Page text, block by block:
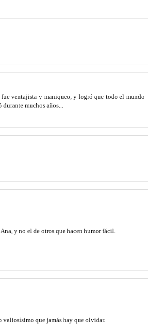
ventajista y maniqueo, y logró que todo el mundo
muchos años...
y no el de otros que hacen humor fácil.
valiosísimo que jamás hay que olvidar.